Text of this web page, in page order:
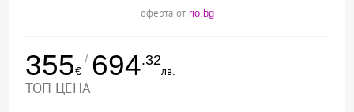
оферта от rio.bg
355€
/ 694.32
лв.
ТОП ЦЕНА